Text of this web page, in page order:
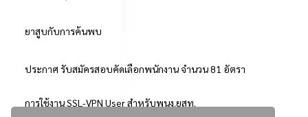
ยาสูบกับการค้นพบ
ประกาศ รับสมัครสอบคัดเลือกพนักงาน จำนวน 81 อัตรา
การใช้งาน SSL-VPN User สำหรับพนง.ยสท.